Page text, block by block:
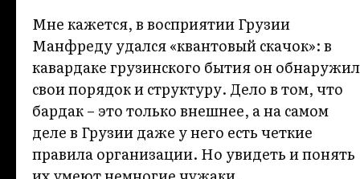
Мне кажется, в восприятии Грузии
Манфреду удался «квантовый скачок»: в
кавардаке грузинского бытия он обнаружил
свои порядок и структуру. Дело в том, что
бардак – это только внешнее, а на самом
деле в Грузии даже у него есть четкие
правила организации. Но увидеть и понять